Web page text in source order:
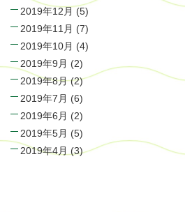
2019年12月 (5)
2019年11月 (7)
2019年10月 (4)
2019年9月 (2)
2019年8月(2)
2019年7月 (6)
2019年6月 (2)
2019年5月 (5)
2019年4月 (3)